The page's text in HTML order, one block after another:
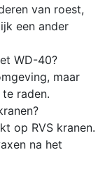
van roest,
een ander
WD-40?
maar
raden.
op RVS kranen.
na het